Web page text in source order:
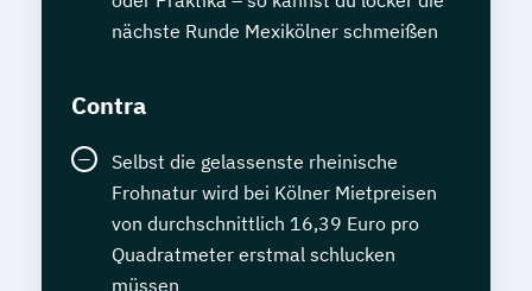
nächste Runde Mexikölner schmeißen
Contra
Selbst die gelassenste rheinische
Frohnatur wird bei Kölner Mietpreisen
von durchschnittlich 16,39 Euro pro
Quadratmeter erstmal schlucken
müssen